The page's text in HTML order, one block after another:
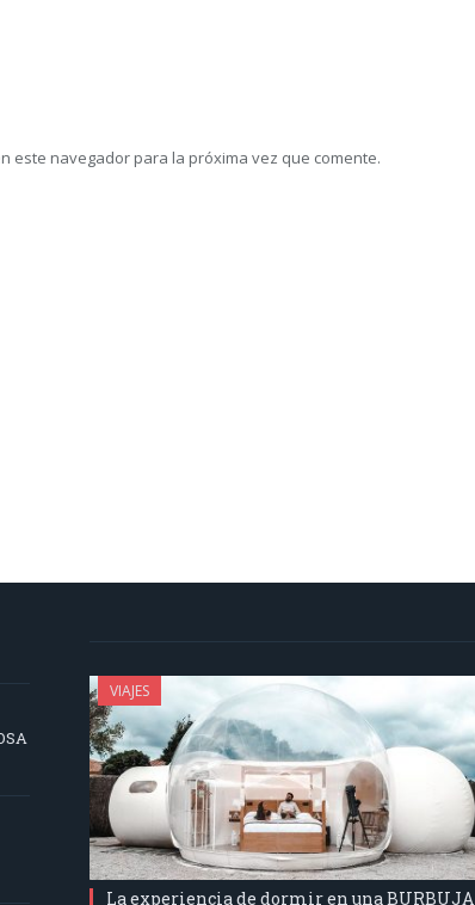
este navegador para la próxima vez que comente.
VIAJES
La experiencia de dormir en una BURBUJA